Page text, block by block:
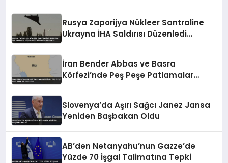
Rusya Zaporijya Nükleer Santraline
Ukrayna İHA Saldırısı Düzenledi
İran Bender Abbas ve Basra
Körfezi’nde Peş Peşe Patlamalar
Slovenya’da Aşırı Sağcı Janez Jansa
Yeniden Başbakan Oldu
AB’den Netanyahu’nun Gazze’de
Yüzde 70 İşgal Talimatına Tepki